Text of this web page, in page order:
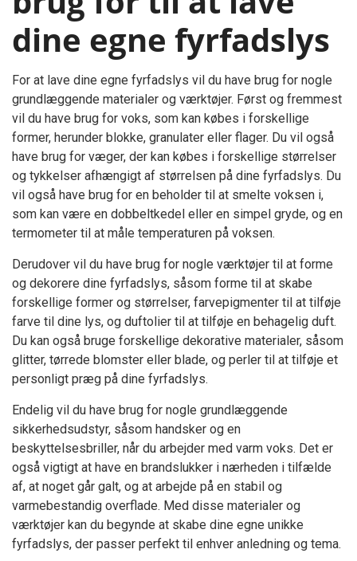
dine egne fyrfadslys
For at lave dine egne fyrfadslys vil du have brug for nogle
grundlæggende materialer og værktøjer. Først og fremmest
vil du have brug for voks, som kan købes i forskellige
former, herunder blokke, granulater eller flager. Du vil også
have brug for væger, der kan købes i forskellige størrelser
og tykkelser afhængigt af størrelsen på dine fyrfadslys. Du
vil også have brug for en beholder til at smelte voksen i,
som kan være en dobbeltkedel eller en simpel gryde, og en
termometer til at måle temperaturen på voksen.
Derudover vil du have brug for nogle værktøjer til at forme
og dekorere dine fyrfadslys, såsom forme til at skabe
forskellige former og størrelser, farvepigmenter til at tilføje
farve til dine lys, og duftolier til at tilføje en behagelig duft.
Du kan også bruge forskellige dekorative materialer, såsom
glitter, tørrede blomster eller blade, og perler til at tilføje et
personligt præg på dine fyrfadslys.
Endelig vil du have brug for nogle grundlæggende
sikkerhedsudstyr, såsom handsker og en
beskyttelsesbriller, når du arbejder med varm voks. Det er
også vigtigt at have en brandslukker i nærheden i tilfælde
af, at noget går galt, og at arbejde på en stabil og
varmebestandig overflade. Med disse materialer og
værktøjer kan du begynde at skabe dine egne unikke
fyrfadslys, der passer perfekt til enhver anledning og tema.